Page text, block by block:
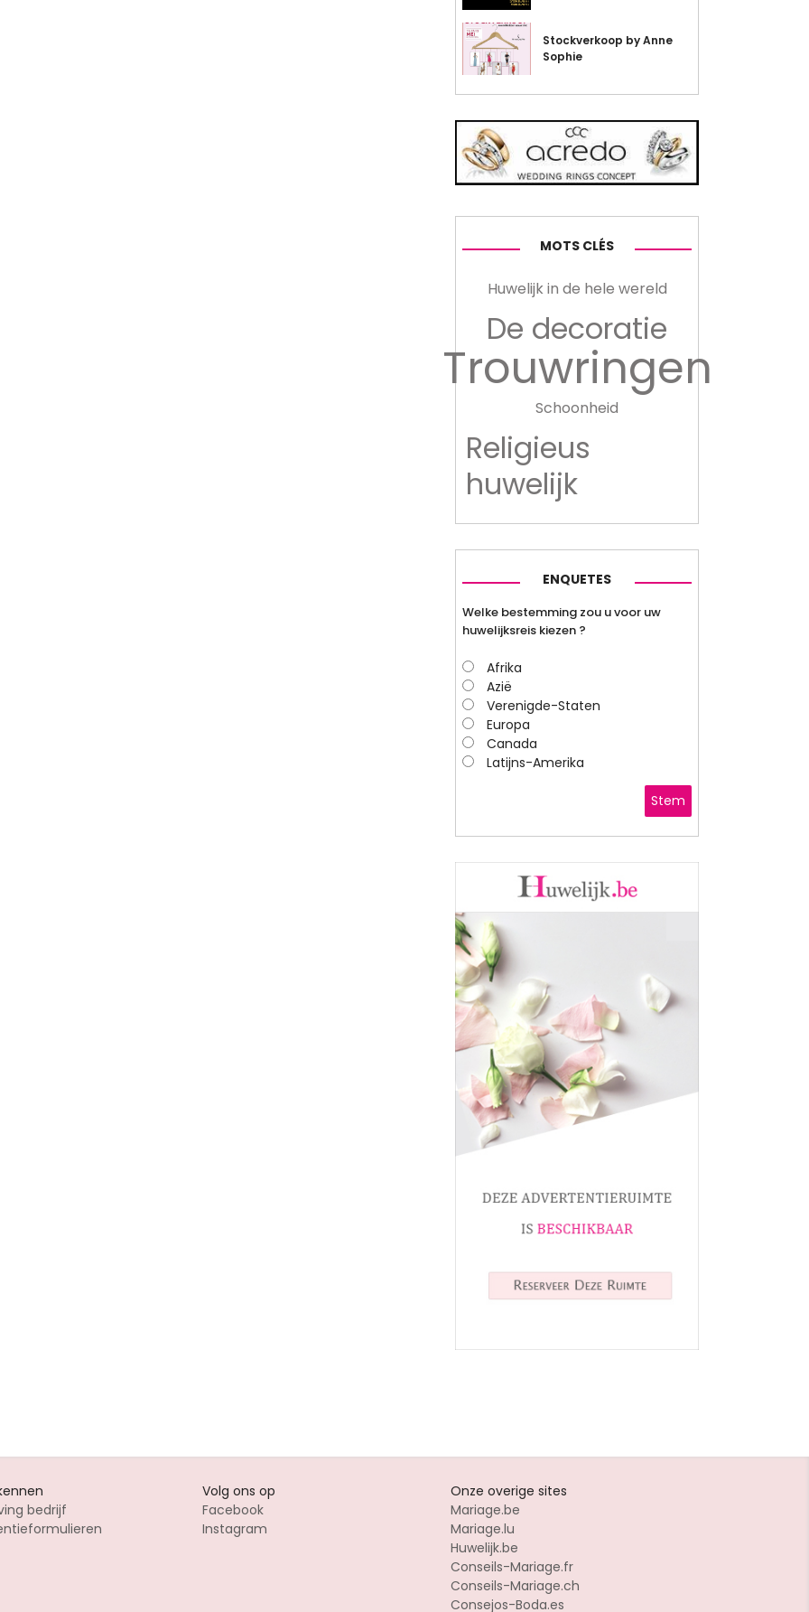
Stockverkoop by Anne
Sophie
MOTS CLÉS
Huwelijk in de hele wereld
De decoratie
Trouwringen
Schoonheid
Religieus
huwelijk
ENQUETES
Welke bestemming zou u voor uw
huwelijksreis kiezen ?
Afrika
Azië
Verenigde-Staten
Europa
Canada
Latijns-Amerika
Stem
bedrijf
Volg ons op
Facebook
Instagram
Onze overige sites
Mariage.be
Mariage.lu
Huwelijk.be
Conseils-Mariage.fr
Conseils-Mariage.ch
Consejos-Boda.es